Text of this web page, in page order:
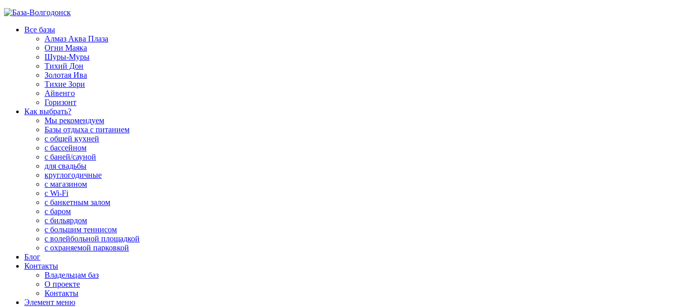
Все базы
Алмаз Аква Плаза
Огни Маяка
Шуры-Муры
Тихий Дон
Золотая Ива
Тихие Зори
Айвенго
Горизонт
Как выбрать?
Мы рекомендуем
Базы отдыха с питанием
с общей кухней
с бассейном
с баней/сауной
для свадьбы
круглогодичные
с магазином
с Wi-Fi
с банкетным залом
с баром
с бильярдом
с большим теннисом
с волейбольной площадкой
с охраняемой парковкой
Блог
Контакты
Владельцам баз
О проекте
Контакты
Элемент меню